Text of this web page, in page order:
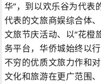
华”，到以欢乐谷为代表
代表的文旅商娱综合体
文旅节庆活动、以“花橙
务平台，华侨城始终以
不穷的优质文旅力作和
文化和旅游在更广范围